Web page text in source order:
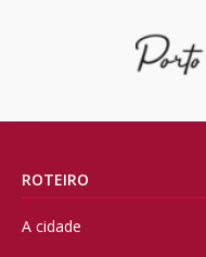
ROTEIRO
A cidade